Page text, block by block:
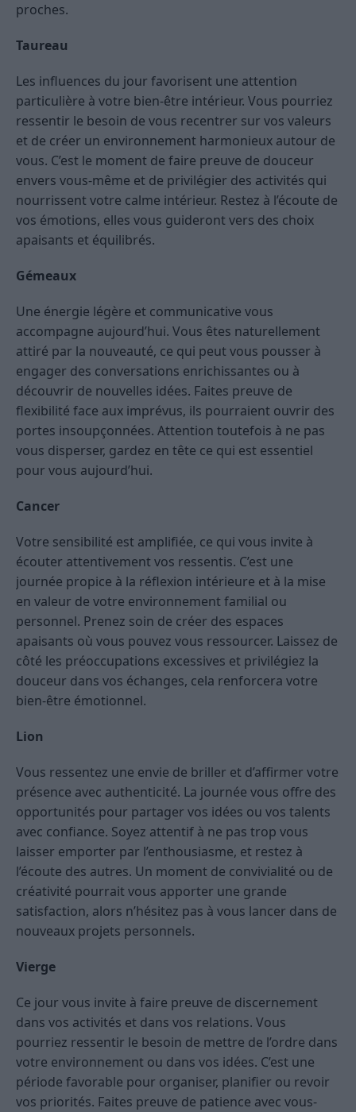
proches.
Taureau
Les influences du jour favorisent une attention
particulière à votre bien-être intérieur. Vous pourriez
ressentir le besoin de vous recentrer sur vos valeurs
et de créer un environnement harmonieux autour de
vous. C’est le moment de faire preuve de douceur
envers vous-même et de privilégier des activités qui
nourrissent votre calme intérieur. Restez à l’écoute de
vos émotions, elles vous guideront vers des choix
apaisants et équilibrés.
Gémeaux
Une énergie légère et communicative vous
accompagne aujourd’hui. Vous êtes naturellement
attiré par la nouveauté, ce qui peut vous pousser à
engager des conversations enrichissantes ou à
découvrir de nouvelles idées. Faites preuve de
flexibilité face aux imprévus, ils pourraient ouvrir des
portes insoupçonnées. Attention toutefois à ne pas
vous disperser, gardez en tête ce qui est essentiel
pour vous aujourd’hui.
Cancer
Votre sensibilité est amplifiée, ce qui vous invite à
écouter attentivement vos ressentis. C’est une
journée propice à la réflexion intérieure et à la mise
en valeur de votre environnement familial ou
personnel. Prenez soin de créer des espaces
apaisants où vous pouvez vous ressourcer. Laissez de
côté les préoccupations excessives et privilégiez la
douceur dans vos échanges, cela renforcera votre
bien-être émotionnel.
Lion
Vous ressentez une envie de briller et d’affirmer votre
présence avec authenticité. La journée vous offre des
opportunités pour partager vos idées ou vos talents
avec confiance. Soyez attentif à ne pas trop vous
laisser emporter par l’enthousiasme, et restez à
l’écoute des autres. Un moment de convivialité ou de
créativité pourrait vous apporter une grande
satisfaction, alors n’hésitez pas à vous lancer dans de
nouveaux projets personnels.
Vierge
Ce jour vous invite à faire preuve de discernement
dans vos activités et dans vos relations. Vous
pourriez ressentir le besoin de mettre de l’ordre dans
votre environnement ou dans vos idées. C’est une
période favorable pour organiser, planifier ou revoir
vos priorités. Faites preuve de patience avec vous-